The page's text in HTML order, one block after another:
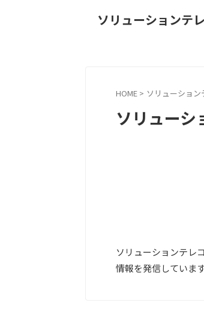
ソリューションテ
HOME > ソリューショ
ソリューシ
ソリューションテレ
情報を発信しています